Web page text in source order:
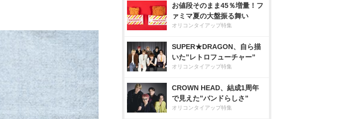
お値段そのまま45％増量！フ
ァミマ夏の大盤振る舞い
オリコンタイアップ特集
SUPER★DRAGON、自ら描
いた”レトロフューチャー”
オリコンタイアップ特集
CROWN HEAD、結成1周年
で見えた”バンドらしさ”
オリコンタイアップ特集